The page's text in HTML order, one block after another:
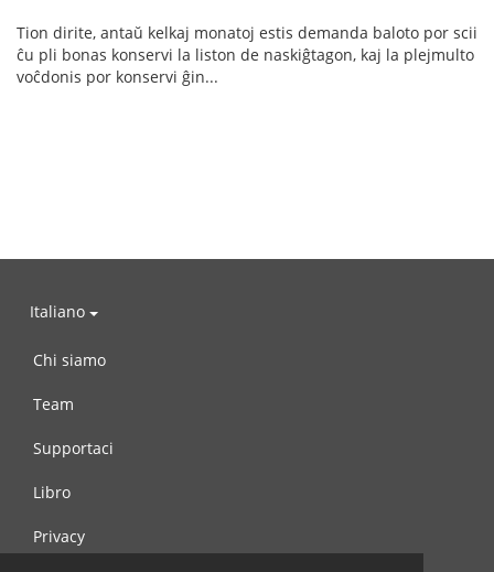
Tion dirite, antaŭ kelkaj monatoj estis demanda baloto por scii
ĉu pli bonas konservi la liston de naskiĝtagon, kaj la plejmulto
voĉdonis por konservi ĝin...
Italiano
Chi siamo
Team
Supportaci
Libro
Privacy